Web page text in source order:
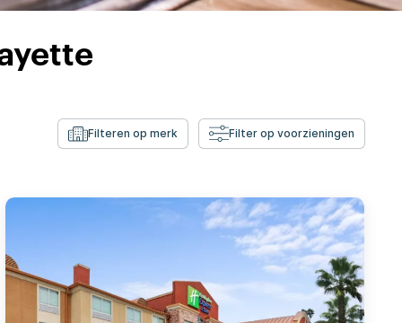
Filteren op merk Filter op voorzieningen